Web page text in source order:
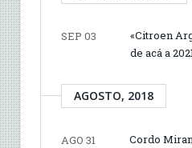
SEP 03
«Citroen
de acá a
AGOSTO, 2018
AGO 31
Cordo